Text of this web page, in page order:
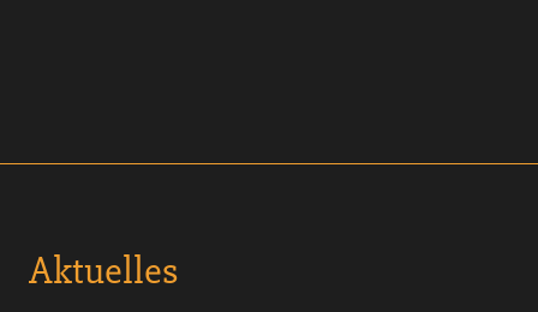
Aktuelles